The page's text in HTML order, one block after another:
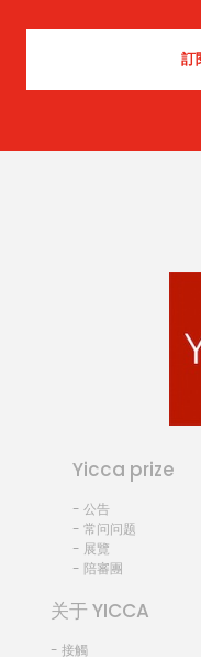
Yicca prize
- 公告
- 常问问题
- 展覽
- 陪審團
关于 YICCA
- 接觸